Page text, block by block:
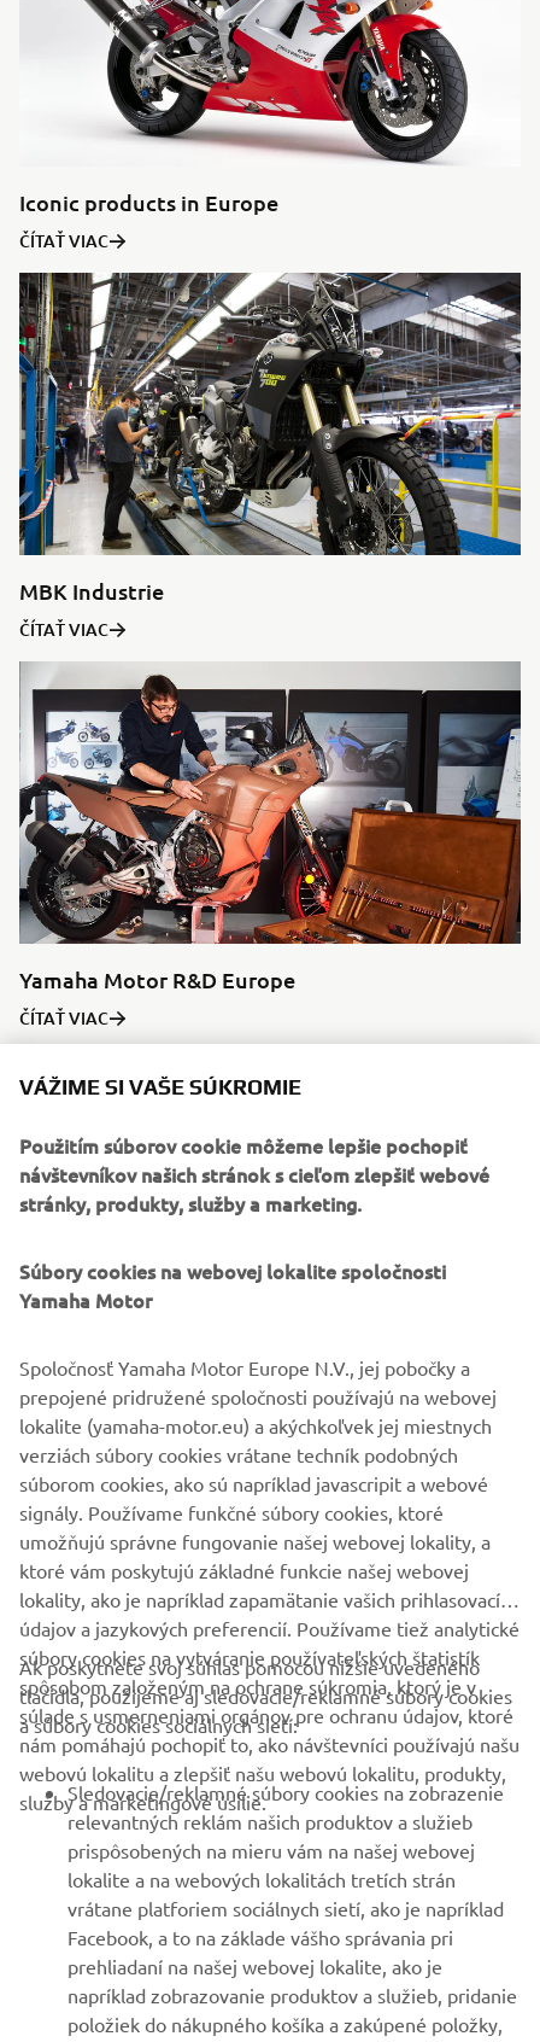
Iconic products in Europe
ČÍTAŤ VIAC
MBK Industrie
ČÍTAŤ VIAC
Yamaha Motor R&D Europe
ČÍTAŤ VIAC
Zdroj datovaných snímok:
„Times of YAMAHA“, pamätná kniha k 50. výročiu.
©Yamaha Motor Europe N.V. /Yamaha Motor Co., Ltd.
Informácie ani obrázky na týchto webových stránkach sa
bez výslovného písomného súhlasu spoločnosti Yamaha
Motor Europe N.V. a/alebo spoločnosti Yamaha Motor Co.,
Ltd.
Vždy jazdite bezpečne a dodržiavajte všetky miestne
predpisy o cestnej premávke.
FIREMNÉ STRÁNKY
B2B
VIAC YAMAHA
PODPORA
BULLETIN
Získajte medzi prvými informácie o najnovších ponukách,
VÁŽIME SI VAŠE SÚKROMIE
Použitím súborov cookie môžeme lepšie pochopiť
návštevníkov našich stránok s cieľom zlepšiť webové
stránky, produkty, služby a marketing.
Súbory cookies na webovej lokalite spoločnosti
Yamaha Motor
Spoločnosť Yamaha Motor Europe N.V., jej pobočky a
prepojené pridružené spoločnosti používajú na webovej
lokalite (yamaha-motor.eu) a akýchkoľvek jej miestnych
verziách súbory cookies vrátane techník podobných
súborom cookies, ako sú napríklad javascripit a webové
signály. Používame funkčné súbory cookies, ktoré
umožňujú správne fungovanie našej webovej lokality, a
ktoré vám poskytujú základné funkcie našej webovej
lokality, ako je napríklad zapamätanie vašich prihlasovacích
údajov a jazykových preferencií. Používame tiež analytické
súbory cookies na vytváranie používateľských štatistík
spôsobom založeným na ochrane súkromia, ktorý je v
súlade s usmerneniami orgánov pre ochranu údajov, ktoré
nám pomáhajú pochopiť to, ako návštevníci používajú našu
webovú lokalitu a zlepšiť našu webovú lokalitu, produkty,
služby a marketingové úsilie.
Ak poskytnete svoj súhlas pomocou nižšie uvedeného
tlačidla, použijeme aj sledovacie/reklamné súbory cookies
a súbory cookies sociálnych sietí:
Sledovacie/reklamné súbory cookies na zobrazenie
relevantných reklám našich produktov a služieb
prispôsobených na mieru vám na našej webovej
lokalite a na webových lokalitách tretích strán
vrátane platforiem sociálnych sietí, ako je napríklad
Facebook, a to na základe vášho správania pri
prehliadaní na našej webovej lokalite, ako je
napríklad zobrazovanie produktov a služieb, pridanie
položiek do nákupného košíka a zakúpené položky,